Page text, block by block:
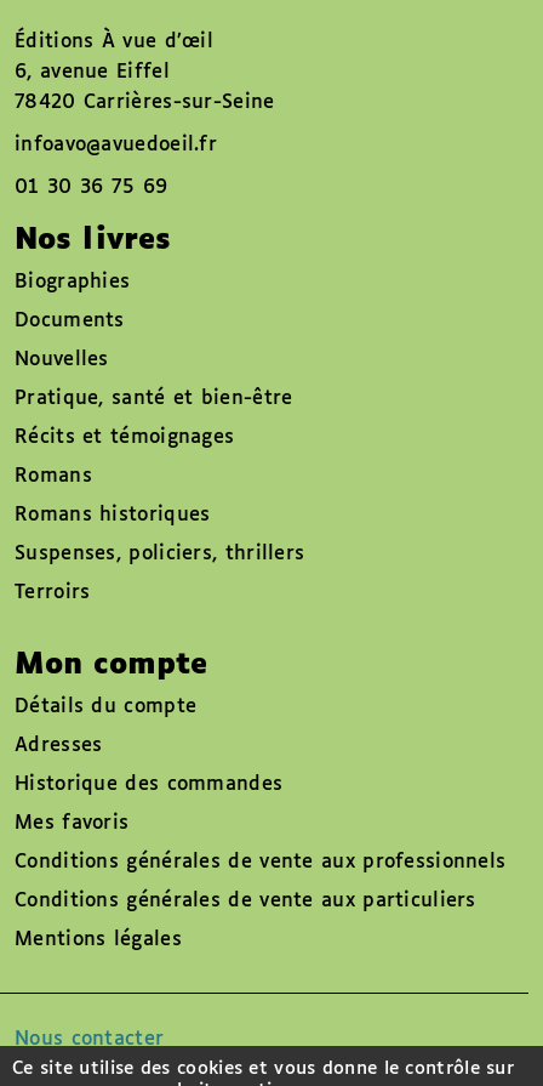
Éditions À vue d’œil
6, avenue Eiffel
78420 Carrières-sur-Seine
infoavo@avuedoeil.fr
01 30 36 75 69
Nos livres
Biographies
Documents
Nouvelles
Pratique, santé et bien-être
Récits et témoignages
Romans
Romans historiques
Suspenses, policiers, thrillers
Terroirs
Mon compte
Détails du compte
Adresses
Historique des commandes
Mes favoris
Conditions générales de vente aux professionnels
Conditions générales de vente aux particuliers
Mentions légales
Nous contacter
Ce site utilise des cookies et vous donne le contrôle sur